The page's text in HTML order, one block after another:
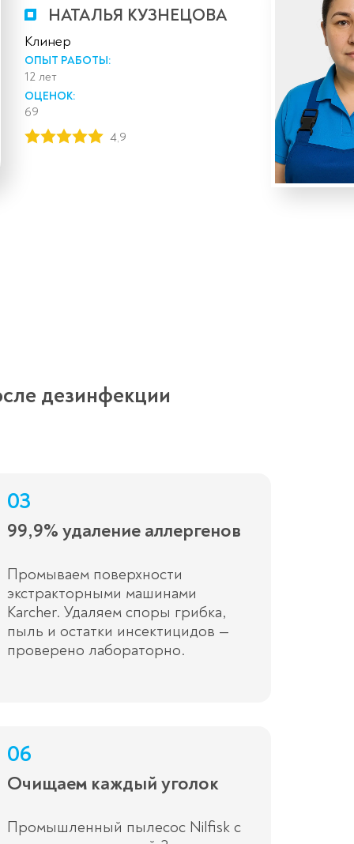
НАТАЛЬЯ КУЗНЕЦОВА
Клинер
ОПЫТ РАБОТЫ:
12 лет
ОЦЕНОК:
69
4,9
дезинфекции
03
99,9% удаление аллергенов
Промываем поверхности
экстракторными машинами
Karcher. Удаляем споры грибка,
пыль и остатки инсектицидов —
проверено лабораторно.
06
Очищаем каждый уголок
Промышленный пылесос Nilfisk с